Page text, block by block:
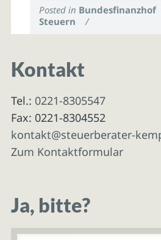
Posted in Bundesfinanzhof
Steuern
/
Kontakt
Tel.: 0221-8305547
Fax: 0221-8304552
kontakt@steuerberater-
Zum Kontaktformular
Ja, bitte?